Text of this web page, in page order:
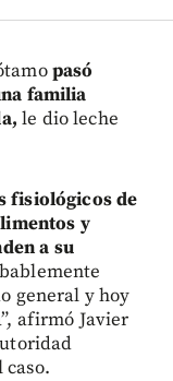
pasó
familia
le dio leche
fisiológicos de
y
a su
general y hoy
afirmó Javier